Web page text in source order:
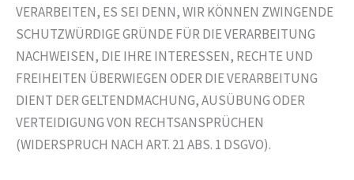
VERARBEITEN, ES SEI DENN, WIR KÖNNEN ZWINGENDE
SCHUTZWÜRDIGE GRÜNDE FÜR DIE VERARBEITUNG
NACHWEISEN, DIE IHRE INTERESSEN, RECHTE UND
FREIHEITEN ÜBERWIEGEN ODER DIE VERARBEITUNG
DIENT DER GELTENDMACHUNG, AUSÜBUNG ODER
VERTEIDIGUNG VON RECHTSANSPRÜCHEN
(WIDERSPRUCH NACH ART. 21 ABS. 1 DSGVO).